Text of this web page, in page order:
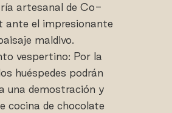
artesanal de Co-
ante el impresionante
maldivo.
vespertino: Por la
huéspedes podrán
una demostración y
cocina de chocolate